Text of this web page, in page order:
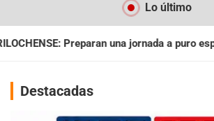
Lo último
a puro espectáculo AKPS: Intervino
Destacadas